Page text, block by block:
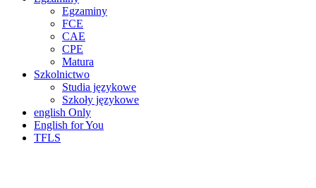
Egzaminy
FCE
CAE
CPE
Matura
Szkolnictwo
Studia językowe
Szkoły językowe
english Only
English for You
TFLS